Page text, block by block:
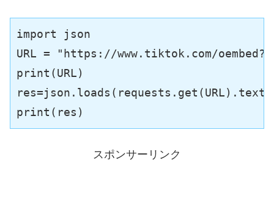
import json
URL = "https://www.tiktok.com/
print(URL)
res=json.loads(requests.get(URL).text)
print(res)
スポンサーリンク